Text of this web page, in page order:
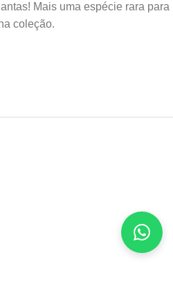
Mais uma espécie rara para
coleção.